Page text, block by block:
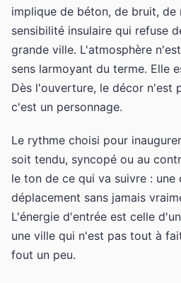
implique de béton, de bruit,
sensibilité insulaire qui refuse
grande ville. L'atmosphère
sens larmoyant du terme. Elle
Dès l'ouverture, le décor n'est
c'est un personnage.
Le rythme choisi pour
soit tendu, syncopé ou au
le ton de ce qui va suivre : une
déplacement sans jamais
L'énergie d'entrée est celle
une ville qui n'est pas tout à
fout un peu.